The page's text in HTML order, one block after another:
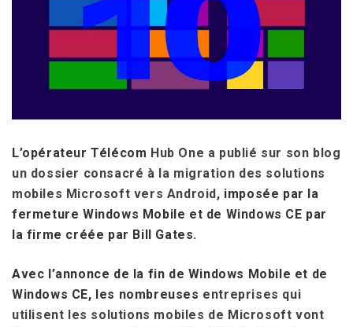
L’opérateur Télécom Hub One a publié sur son blog
un dossier consacré à la migration des solutions
mobiles Microsoft vers Android , imposée par la
fermeture Windows Mobile et de Windows CE par
la firme créée par Bill Gates.
Avec l’annonce de la fin de Windows Mobile et de
Windows CE, les nombreuses entreprises qui
utilisent les solutions mobiles de Microsoft vont